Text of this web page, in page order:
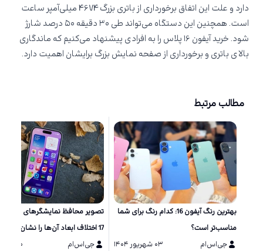
دارد و علت این اتفاق برخورداری از باتری بزرگ ۴۶۷۴ میلی‌آمپر ساعت
است. همچنین این دستگاه می‌تواند طی ۳۰ دقیقه ۵۰ درصد شارژ
شود. خرید آیفون ۱۶ پلاس را به افرادی پیشنهاد می‌کنیم که ماندگاری
بالای باتری و برخورداری از صفحه نمایش بزرگ برایشان اهمیت دارد.
مطالب مرتبط
بهترین رنگ آیفون 16: کدام رنگ برای شما
مناسب‌تر است؟
جی‌اس‌ام
۰۳ شهریور ۱۴۰۴
تصویر محافظ نمایشگر‌های سری
17 اختلاف ابعاد آن‌ها را نشان می‌دهد
جی‌اس‌ام
۲۰ مرداد ۱۴۰۴